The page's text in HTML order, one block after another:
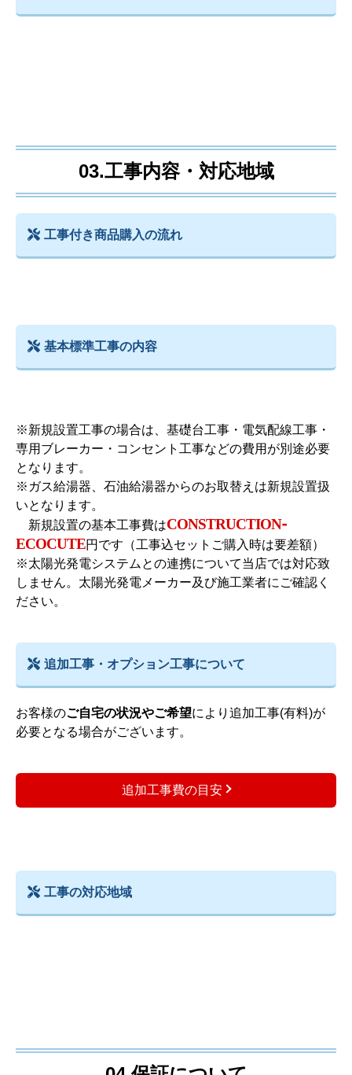
03.工事内容・対応地域
工事付き商品購入の流れ
基本標準工事の内容
※新規設置工事の場合は、基礎台工事・電気配線工事・
専用ブレーカー・コンセント工事などの費用が別途必要
となります。
※ガス給湯器、石油給湯器からのお取替えは新規設置扱
いとなります。
新規設置の基本工事費はCONSTRUCTION-
ECOCUTE円です（工事込セットご購入時は要差額）
※太陽光発電システムとの連携について当店では対応致
しません。太陽光発電メーカー及び施工業者にご確認く
ださい。
追加工事・オプション工事について
お客様のご自宅の状況やご希望により追加工事(有料)が
必要となる場合がございます。
追加工事費の目安
工事の対応地域